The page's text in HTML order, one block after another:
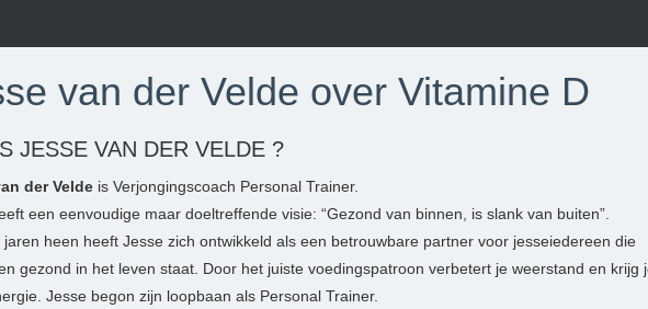
van der Velde over Vitamine D
JESSE VAN DER VELDE ?
der Velde is Verjongingscoach Personal Trainer.
een eenvoudige maar doeltreffende visie: “Gezond van binnen, is slank van buiten”.
jaren heen heeft Jesse zich ontwikkeld als een betrouwbare partner voor jesseiedereen die
gezond in het leven staat. Door het juiste voedingspatroon verbetert je weerstand en krijg
Jesse begon zijn loopbaan als Personal Trainer.